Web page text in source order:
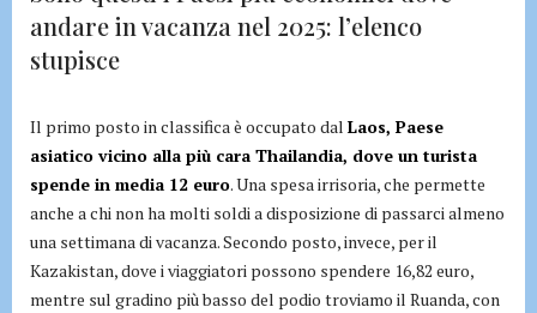
andare in vacanza nel 2025: l’elenco
stupisce
Il primo posto in classifica è occupato dal Laos, Paese
asiatico vicino alla più cara Thailandia, dove un turista
spende in media 12 euro. Una spesa irrisoria, che permette
anche a chi non ha molti soldi a disposizione di passarci almeno
una settimana di vacanza. Secondo posto, invece, per il
Kazakistan, dove i viaggiatori possono spendere 16,82 euro,
mentre sul gradino più basso del podio troviamo il Ruanda, con